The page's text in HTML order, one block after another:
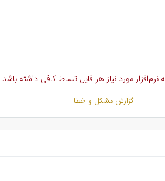
مورد نیاز هر فایل تسلط کافی داشته باشد.
گزارش مشکل و خطا